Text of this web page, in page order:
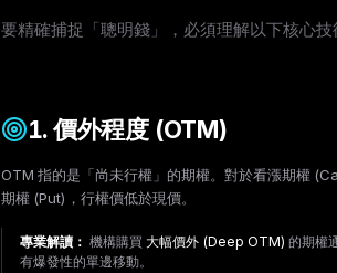
要精確捕捉「聰明錢」，必須理解以下核心
1. 價外程度 (OTM)
OTM 指的是「尚未行權」的期權。對於看漲期權
期權 (Put)，行權價低於現價。
專業解讀： 機構購買 大幅價外 (Deep OTM) 的期權
有爆發性的單邊移動。